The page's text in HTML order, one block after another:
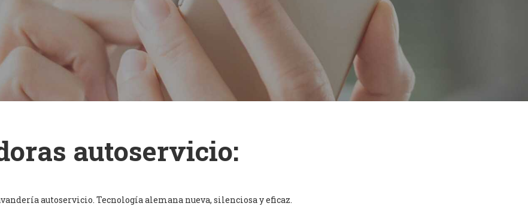
autoservicio:
autoservicio. Tecnología alemana nueva, silenciosa y eficaz.